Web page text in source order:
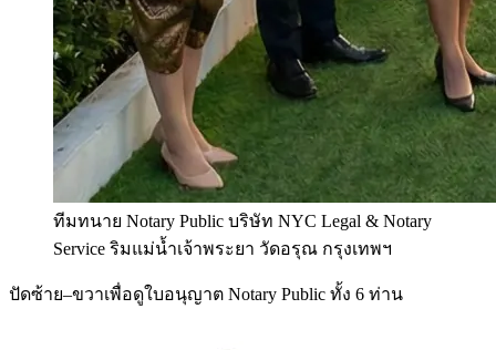
ทีมทนาย Notary Public บริษัท NYC Legal & Notary
Service ริมแม่น้ำเจ้าพระยา วัดอรุณ กรุงเทพฯ
ปัดซ้าย–ขวาเพื่อดูใบอนุญาต Notary Public ทั้ง 6 ท่าน